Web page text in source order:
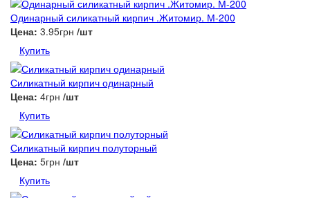
Одинарный силикатный кирпич .Житомир. М-200
Цена: 3.95грн /шт
Купить
Силикатный кирпич одинарный
Цена: 4грн /шт
Купить
Силикатный кирпич полуторный
Цена: 5грн /шт
Купить